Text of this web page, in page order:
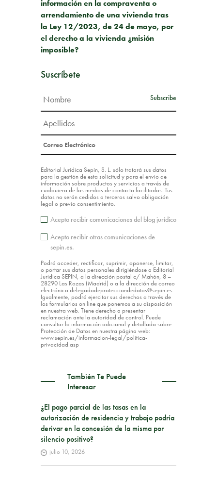
información en la compraventa o
arrendamiento de una vivienda tras
la Ley 12/2023, de 24 de mayo, por
el derecho a la vivienda ¿misión
imposible?
Suscríbete
Editorial Jurídica Sepín, S. L. sólo tratará sus datos
para la gestión de esta solicitud y para el envío de
información sobre productos y servicios a través de
cualquiera de los medios de contacto facilitados. Tus
datos no serán cedidos a terceros salvo obligación
legal o previo consentimiento.
Acepto recibir comunicaciones del blog jurídico
Acepto recibir otras comunicaciones de
sepin.es.
Podrá acceder, rectificar, suprimir, oponerse, limitar,
o portar sus datos personales dirigiéndose a Editorial
Jurídica SEPIN, a la dirección postal c/ Mahón, 8 –
28290 Las Rozas (Madrid) o a la dirección de correo
electrónico delegadodeprotecciondedatos@sepin.es.
Igualmente, podrá ejercitar sus derechos a través de
los formularios on line que ponemos a su disposición
en nuestra web. Tiene derecho a presentar
reclamación ante la autoridad de control. Puede
consultar la información adicional y detallada sobre
Protección de Datos en nuestra página web:
www.sepin.es/informacion-legal/politica-
privacidad.asp
También Te Puede
Interesar
¿El pago parcial de las tasas en la
autorización de residencia y trabajo podría
derivar en la concesión de la misma por
silencio positivo?
julio 10, 2026